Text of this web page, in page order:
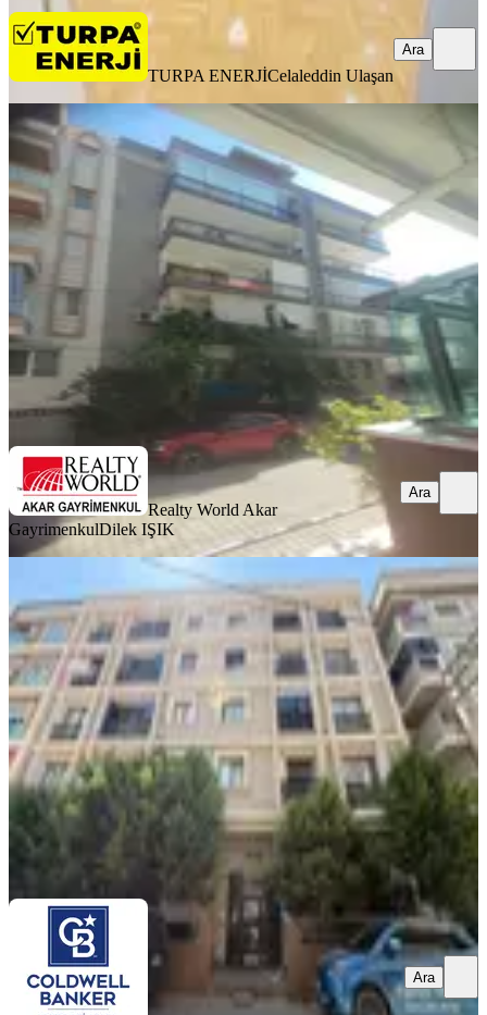
TURPA ENERJİCelaleddin Ulaşan
Ara
BALKONLU
Rw Akar'dan Karşıyaka Nergiz De
Kiralık 2+1 Daire
Karşıyaka, Dedebaşı Mahallesi
2+1·90 m²·2. Kat·15.07.2026
30.000 ₺
Realty World Akar Gayrimenkul
Ara
Realty World Akar
GayrimenkulDilek IŞIK
Ara
Nergiz Dedebaşı Kiralık 2+1 Daire
Genç Bina Çift Balkon
Karşıyaka, Dedebaşı Mahallesi
2+1· 88 m² ·13.07.2026
36.000 ₺
Coldwell Banker Lego GayrimenkulEgemen Timur
Ara